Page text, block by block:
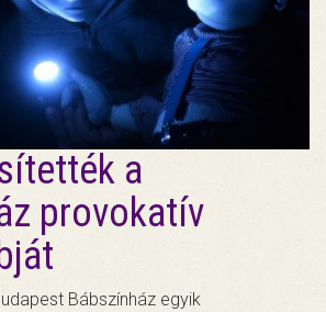
a
provokatív
Bábszínház egyik